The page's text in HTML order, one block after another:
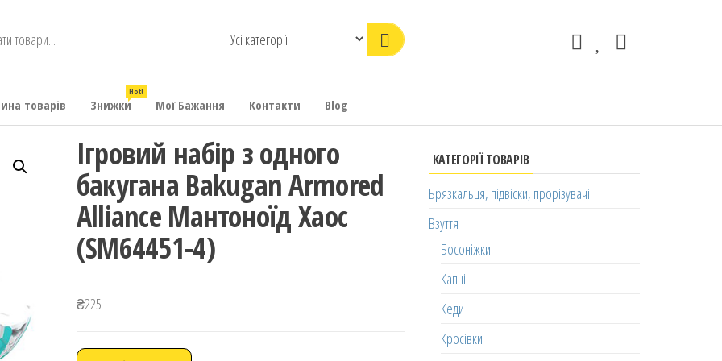
товарів Знижки
Hot!
Мої Бажання Контакти Blog
Ігровий набір з одного
бакугана Bakugan Armored
Alliance Мантоноїд Хаос
(SM64451-4)
₴225
КАТЕГОРІЇ ТОВАРІВ
Брязкальця, підвіски, прорізувачі
Взуття
Босоніжки
Капці
Кеди
Кросівки